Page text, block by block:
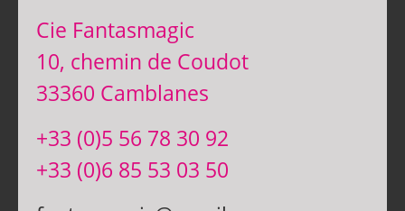
Cie Fantasmagic
10, chemin de Coudot
33360 Camblanes
+33 (0)5 56 78 30 92
+33 (0)6 85 53 03 50